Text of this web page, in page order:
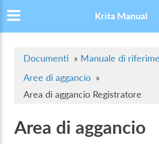
Krita Manual
Documenti » Manuale di
Aree di aggancio »
Area di aggancio Registratore
Area di aggancio